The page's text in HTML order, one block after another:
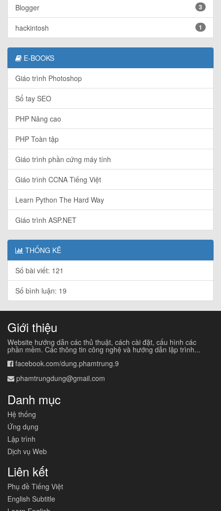
Blogger 3
hackintosh 1
E-BOOKS
Giáo trình Photoshop
Sổ tay SEO
PHP Nâng cao
PHP Toàn tập
Giáo trình phần cứng máy tính
Giáo trình CCNA Tiếng Việt
Learn Python The Hard Way
Giáo trình ASP.NET
THỐNG KÊ
Số bài viết: 121
Số bình luận: 19
Giới thiệu
Website hướng dẫn các thủ thuật, cách cài đặt, cấu hình các
phần mềm. Các thông tin công nghệ và hướng dẫn lập trình...
facebook.com/dung.phamtrung.9
phamtrungdung@gmail.com
Danh mục
Hệ thống
Ứng dụng
Lập trình
Dịch vụ Web
Liên kết
Phụ đề Tiếng Việt
English Subtitle